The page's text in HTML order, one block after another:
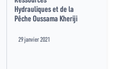
Hydrauliques et de la
Pêche Oussama Kheriji
29 janvier 2021